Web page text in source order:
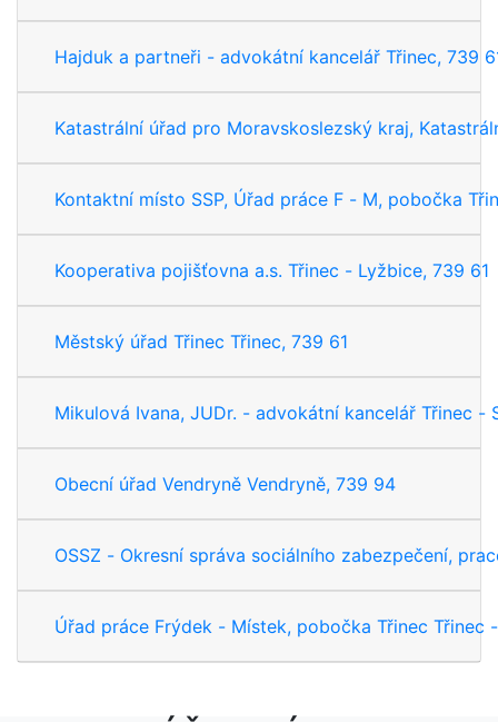
Hajduk a partneři - advokátní kancelář Třinec, 739
Katastrální úřad pro Moravskoslezský kraj,
Kontaktní místo SSP, Úřad práce F - M, pobočka
Kooperativa pojišťovna a.s. Třinec - Lyžbice, 739 61
Městský úřad Třinec Třinec, 739 61
Mikulová Ivana, JUDr. - advokátní kancelář Třinec -
Obecní úřad Vendryně Vendryně, 739 94
OSSZ - Okresní správa sociálního zabezpečení,
Úřad práce Frýdek - Místek, pobočka Třinec Třinec